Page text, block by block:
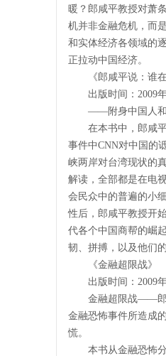
暖？郎咸平教授对萧
机并非金融危机，而
和实体经济各领域的
正拉动中国经济。
《郎咸平说：谁在
出版时间：2009
——附身中国人和
在本书中，郎咸平
事件中CNN对中国的
峡两岸对台湾现状的
解读，全部都是在电
会民众中的普遍的小
性后，郎咸平教授开
代各个中国商帮的崛
韧、拼搏，以及他们
《金融超限战》
出版时间：2009
金融超限战——郎咸
金融恐怖事件所造成
慌。
本书从金融恐怖分